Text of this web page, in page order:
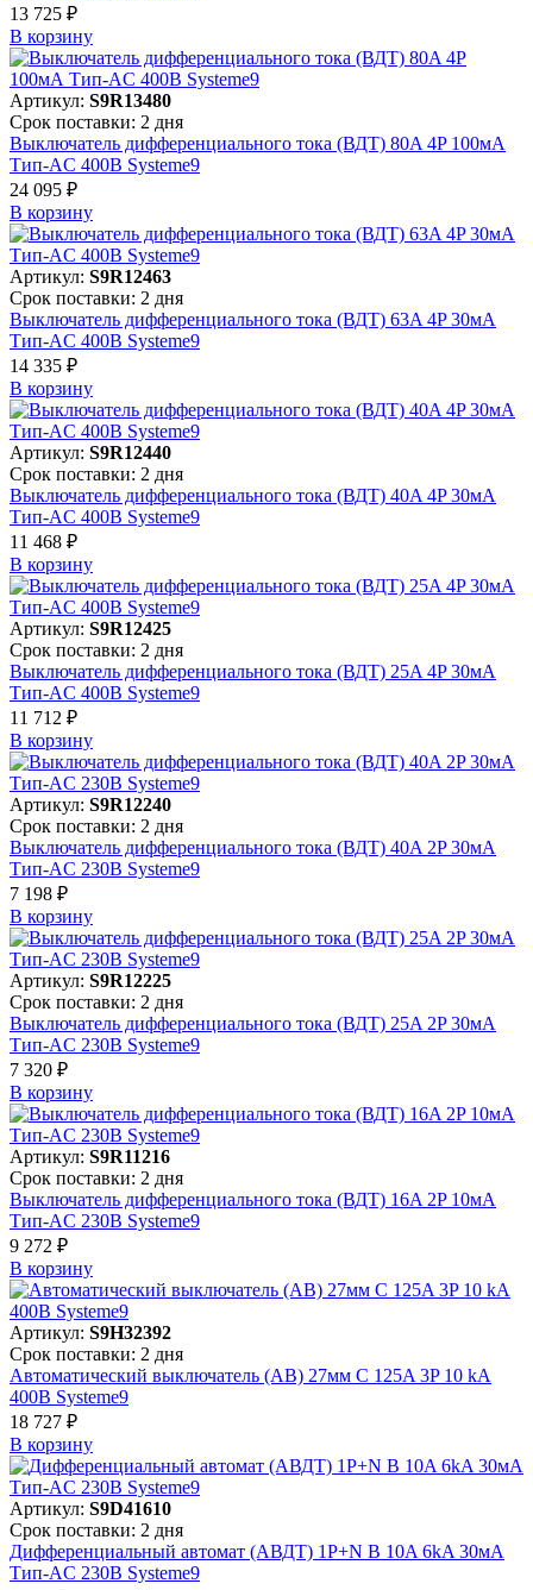
13 725 ₽
В корзинy
Артикул: S9R13480
Срок поставки: 2 дня
Выключатель дифференциального тока (ВДТ) 80A 4P 100мА
Тип-AC 400В Systeme9
24 095 ₽
В корзинy
Артикул: S9R12463
Срок поставки: 2 дня
Выключатель дифференциального тока (ВДТ) 63A 4P 30мА
Тип-AC 400В Systeme9
14 335 ₽
В корзинy
Артикул: S9R12440
Срок поставки: 2 дня
Выключатель дифференциального тока (ВДТ) 40A 4P 30мА
Тип-AC 400В Systeme9
11 468 ₽
В корзинy
Артикул: S9R12425
Срок поставки: 2 дня
Выключатель дифференциального тока (ВДТ) 25A 4P 30мА
Тип-AC 400В Systeme9
11 712 ₽
В корзинy
Артикул: S9R12240
Срок поставки: 2 дня
Выключатель дифференциального тока (ВДТ) 40A 2P 30мА
Тип-AC 230В Systeme9
7 198 ₽
В корзинy
Артикул: S9R12225
Срок поставки: 2 дня
Выключатель дифференциального тока (ВДТ) 25A 2P 30мА
Тип-AC 230В Systeme9
7 320 ₽
В корзинy
Артикул: S9R11216
Срок поставки: 2 дня
Выключатель дифференциального тока (ВДТ) 16A 2P 10мА
Тип-AC 230В Systeme9
9 272 ₽
В корзинy
Артикул: S9H32392
Срок поставки: 2 дня
Автоматический выключатель (АВ) 27мм C 125A 3P 10 kA
400В Systeme9
18 727 ₽
В корзинy
Артикул: S9D41610
Срок поставки: 2 дня
Дифференциальный автомат (АВДТ) 1P+N B 10A 6kA 30мА
Тип-AC 230В Systeme9